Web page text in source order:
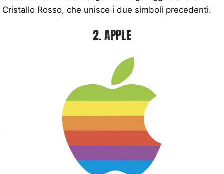
Cristallo Rosso, che unisce i due simboli precedenti.
2. APPLE